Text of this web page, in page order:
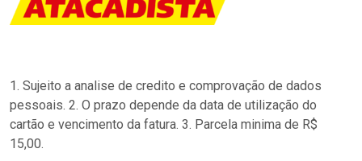
1. Sujeito a analise de credito e comprovação de dados
pessoais. 2. O prazo depende da data de utilização do
cartão e vencimento da fatura. 3. Parcela minima de R$
15,00.